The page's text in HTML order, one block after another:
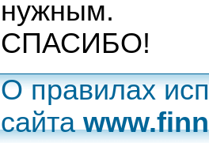
нужным.
СПАСИБО!
О правилах
сайта